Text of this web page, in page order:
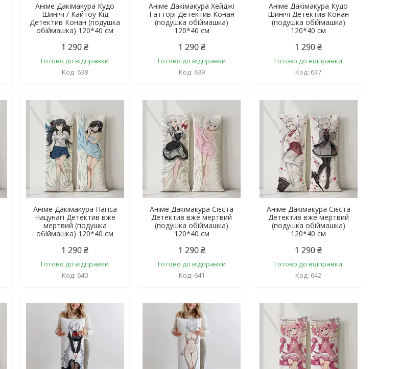
Аніме Дакімакура Кудо
Шинічі / Кайтоу Кід
Детектив Конан (подушка
обіймашка) 120*40 см
1 290 ₴
Готово до відправки
638
Аніме Дакімакура Хейджі
Гатторі Детектив Конан
(подушка обіймашка)
120*40 см
1 290 ₴
Готово до відправки
639
Аніме Дакімакура Кудо
Шинічі Детектив Конан
(подушка обіймашка)
120*40 см
1 290 ₴
Готово до відправки
637
Аніме Дакімакура Нагіса
Нацунагі Детектив вже
мертвий (подушка
обіймашка) 120*40 см
1 290 ₴
Готово до відправки
640
Аніме Дакімакура Сієста
Детектив вже мертвий
(подушка обіймашка)
120*40 см
1 290 ₴
Готово до відправки
641
Аніме Дакімакура Сієста
Детектив вже мертвий
(подушка обіймашка)
120*40 см
1 290 ₴
Готово до відправки
642